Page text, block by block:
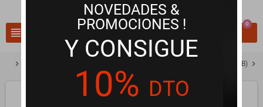
view_headline
0
chevron_right Vibradores Recargables (USB) chevron_right
NOVEDADES &
PROMOCIONES !
Y CONSIGUE
10% DTO